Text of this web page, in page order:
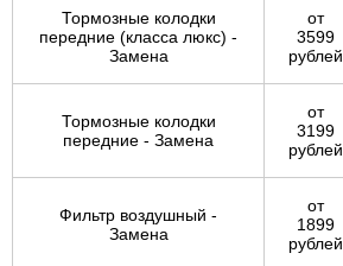
Тормозные колодки
передние (класса люкс) -
Замена
от
3599
рублей
Тормозные колодки
передние - Замена
от
3199
рублей
Фильтр воздушный -
Замена
от
1899
рублей